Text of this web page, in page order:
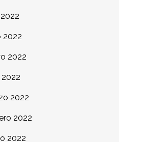
2022
2022
2022
2022
2022